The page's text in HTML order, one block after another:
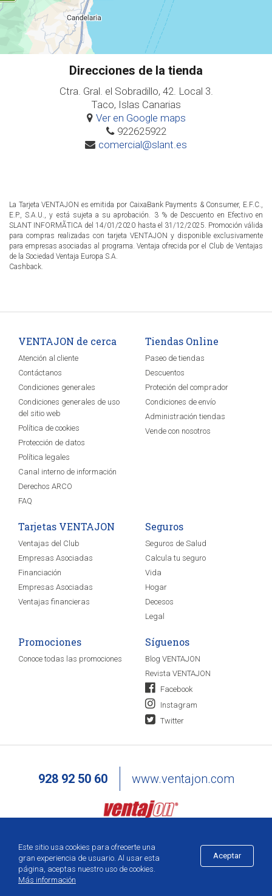
Este sitio usa cookies para ofrecerte una
gran experiencia de usuario. Al usar esta
página, aceptas nuestro uso de cookies.
Más información
Aceptar
Direcciones de la tienda
Ctra. Gral. el Sobradillo, 42. Local 3.
Taco, Islas Canarias
Ver en Google maps
922625922
comercial@slant.es
La Tarjeta VENTAJON es emitida por CaixaBank Payments & Consumer, E.F.C.,
E.P., S.A.U., y está sujeta a su aprobación. 3 % de Descuento en Efectivo en
SLANT INFORMÃTICA del 14/01/2020 hasta el 31/12/2025. Promoción válida
para compras realizadas con tarjeta VENTAJON y disponible exclusivamente
para empresas asociadas al programa. Ventaja ofrecida por el Club de Ventajas
de la Sociedad Ventaja Europa S.A.
Cashback.
VENTAJON de cerca
Atención al cliente
Contáctanos
Condiciones generales
Condiciones generales de uso
del sitio web
Política de cookies
Protección de datos
Política legales
Canal interno de información
Derechos ARCO
FAQ
Tiendas Online
Paseo de tiendas
Descuentos
Proteción del comprador
Condiciones de envío
Administración tiendas
Vende con nosotros
Tarjetas VENTAJON
Ventajas del Club
Empresas Asociadas
Financiación
Empresas Asociadas
Ventajas financieras
Seguros
Seguros de Salud
Calcula tu seguro
Vida
Hogar
Decesos
Legal
Promociones
Conoce todas las promociones
Síguenos
Blog VENTAJON
Revista VENTAJON
Facebook
Instagram
Twitter
928 92 50 60 www.ventajon.com